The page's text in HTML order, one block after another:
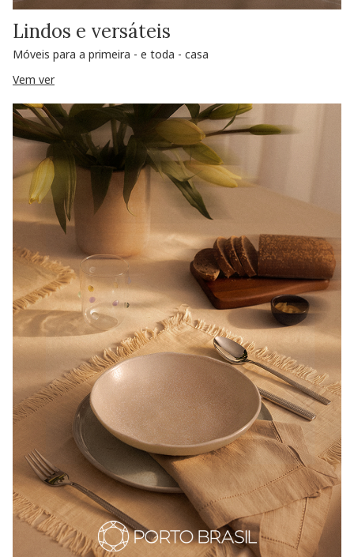
Lindos e versáteis
Móveis para a primeira - e toda - casa
Vem ver